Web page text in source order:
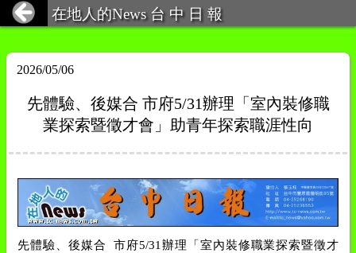
在地人的News 台 中 日 報
2026/05/06
先體驗、後媒合 市府5/31辦理「室內裝修職
業探索暨徵才會」助青年探索職涯性向
先體驗、後媒合 市府5/31辦理「室內裝修職業探索暨徵才